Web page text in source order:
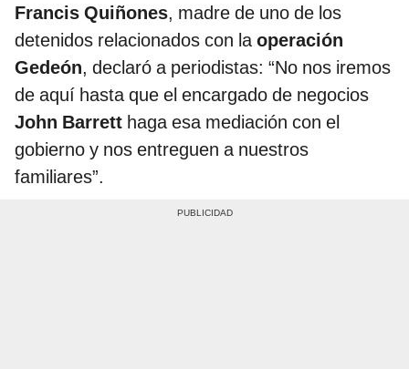
Francis Quiñones, madre de uno de los
detenidos relacionados con laoperación
Gedeón, declaró a periodistas: “No nos iremos
de aquí hasta que el encargado de negocios
John Barrett haga esa mediación con el
gobierno y nos entreguen a nuestros
familiares”.